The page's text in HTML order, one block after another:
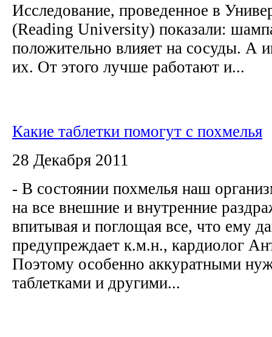
Исследование, проведенное в
(Reading University) показали:
положительно влияет на сосуды. А
их. От этого лучше работают и...
Какие таблетки помогут с похмелья
28 Декабря 2011
- В состоянии похмелья наш
на все внешние и внутренние
впитывая и поглощая все, что ему
предупреждает к.м.н., кардиолог
Поэтому особенно аккуратными
таблетками и другими...